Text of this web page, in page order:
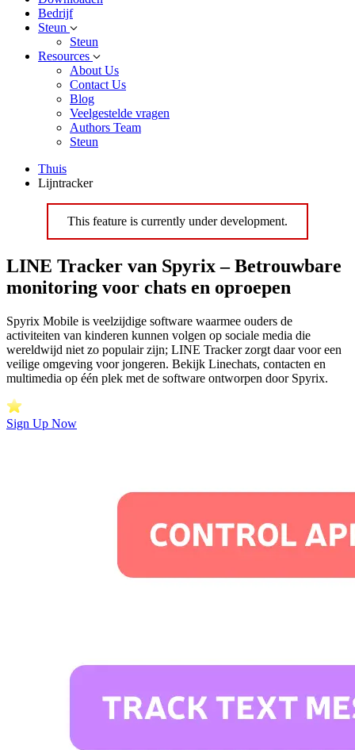
Bedrijf
Steun
Steun
Resources
About Us
Contact Us
Blog
Veelgestelde vragen
Authors Team
Steun
Thuis
Lijntracker
This feature is currently under development.
LINE Tracker van Spyrix – Betrouwbare
monitoring voor chats en oproepen
Spyrix Mobile is veelzijdige software waarmee ouders de
activiteiten van kinderen kunnen volgen op sociale media die
wereldwijd niet zo populair zijn; LINE Tracker zorgt daar voor een
veilige omgeving voor jongeren. Bekijk Linechats, contacten en
multimedia op één plek met de software ontworpen door Spyrix.
Sign Up Now